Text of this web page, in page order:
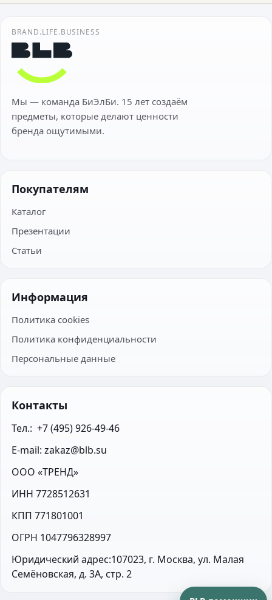
BRAND.LIFE.BUSINESS
Мы — команда БиЭлБи. 15 лет создаём
предметы, которые делают ценности
бренда ощутимыми.
Покупателям
Каталог
Презентации
Статьи
Информация
Политика cookies
Политика конфиденциальности
Персональные данные
Контакты
Тел.:  +7 (495) 926-49-46
E-mail: zakaz@blb.su
ООО «ТРЕНД»
ИНН 7728512631
КПП 771801001
ОГРН 1047796328997
Юридический адрес:107023, г. Москва, ул. Малая
Семёновская, д. 3А, стр. 2